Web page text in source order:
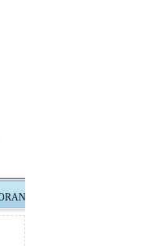
ละรับสมัครพนักงานทำงานที่